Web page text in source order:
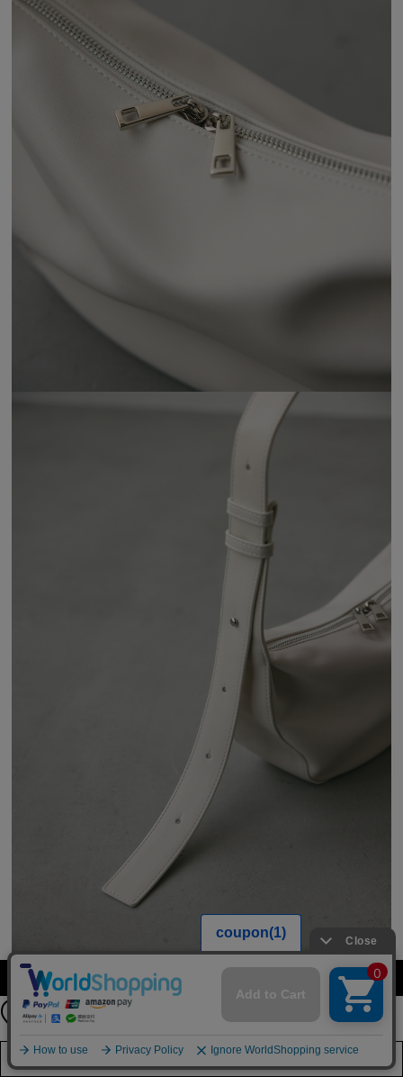
カラーを選択する（フリーサイズ）
店舗在庫を見る
【期間限定】
新規会員登録キャンペーン開催！
8月31日（月）23：59まで
詳しくは
こちら